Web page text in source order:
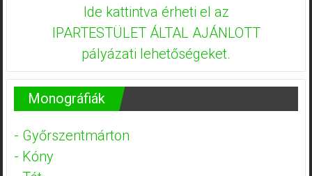
Ide kattintva érheti el az
IPARTESTÜLET ÁLTAL AJÁNLOTT
pályázati lehetőségeket.
Monográfiák
- Győrszentmárton
- Kóny